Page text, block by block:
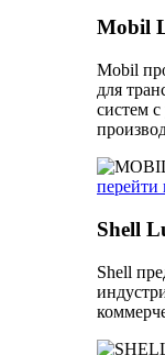
Mobil
Mobil
для
систем
перейти
Shell
Shell